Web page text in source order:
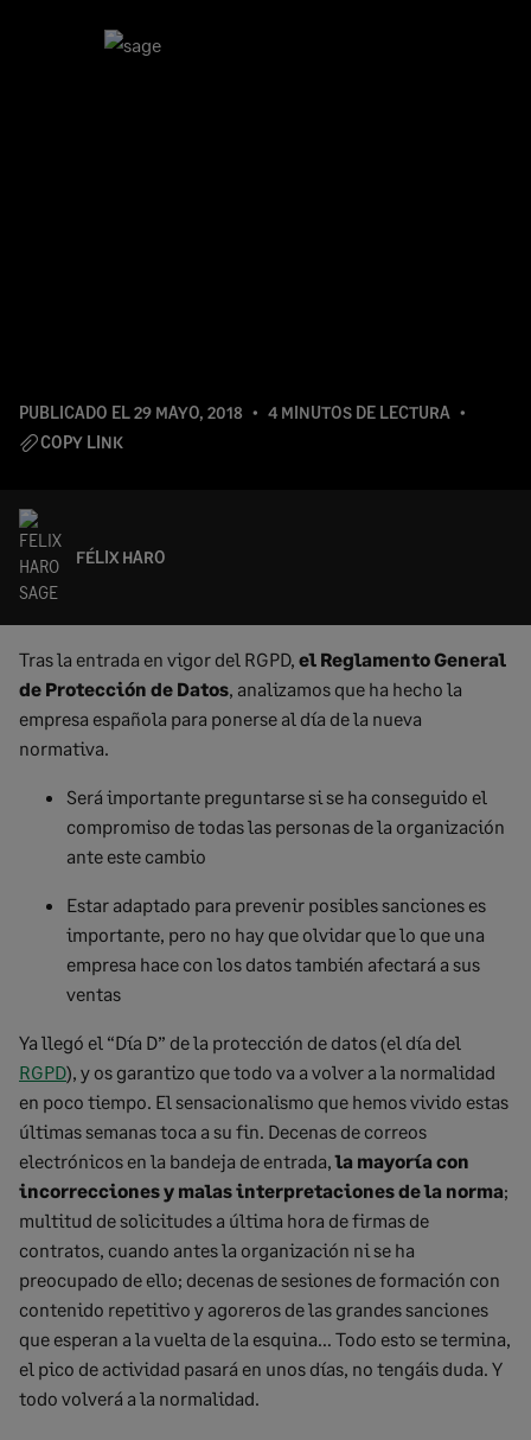
PUBLICADO EL29 MAYO, 2018
4 MINUTOS DE LECTURA
COPY LINK
FÉLIX HARO
Tras la entrada en vigor del RGPD, el Reglamento General
de Protección de Datos, analizamos que ha hecho la
empresa española para ponerse al día de la nueva
normativa.
Será importante preguntarse si se ha conseguido el
compromiso de todas las personas de la organización
ante este cambio
Estar adaptado para prevenir posibles sanciones es
importante, pero no hay que olvidar que lo que una
empresa hace con los datos también afectará a sus
ventas
Ya llegó el “Día D” de la protección de datos (el día del
RGPD), y os garantizo que todo va a volver a la normalidad
en poco tiempo. El sensacionalismo que hemos vivido estas
últimas semanas toca a su fin. Decenas de correos
electrónicos en la bandeja de entrada,la mayoría con
incorrecciones y malas interpretaciones de la norma;
multitud de solicitudes a última hora de firmas de
contratos, cuando antes la organización ni se ha
preocupado de ello; decenas de sesiones de formación con
contenido repetitivo y agoreros de las grandes sanciones
que esperan a la vuelta de la esquina… Todo esto se termina,
el pico de actividad pasará en unos días, no tengáis duda. Y
todo volverá a la normalidad.